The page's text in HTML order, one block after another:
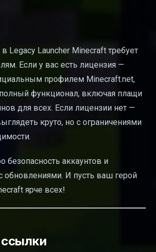
Legacy Launcher Minecraft требует
Если у вас есть лицензия —
профилем Minecraft.net,
функционал, включая плащи
для всех. Если лицензии нет —
круто, но с ограничениями
безопасность аккаунтов и
обновлениями. И пусть ваш герой
ярче всех!